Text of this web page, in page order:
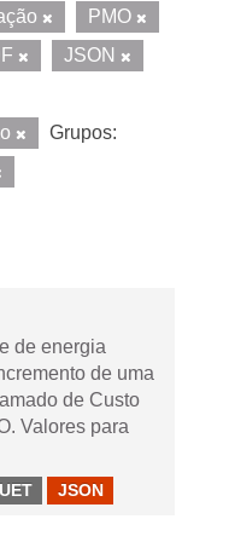
PMO
JSON
Grupos:
de energia
de uma
de Custo
Valores para
JSON